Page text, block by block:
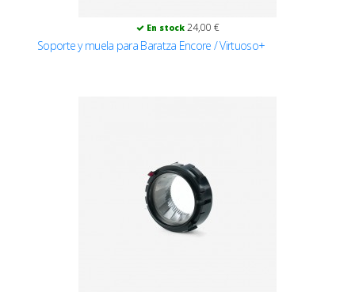
En stock 24,00 €
Soporte y muela para Baratza Encore / Virtuoso+